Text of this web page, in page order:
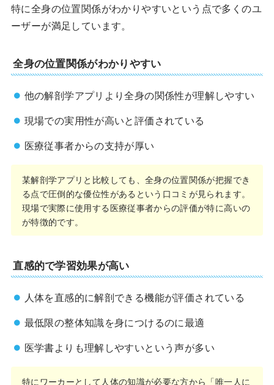
特に全身の位置関係がわかりやすいという点で多くのユ
ーザーが満足しています。
全身の位置関係がわかりやすい
他の解剖学アプリより全身の関係性が理解しやすい
現場での実用性が高いと評価されている
医療従事者からの支持が厚い
某解剖学アプリと比較しても、全身の位置関係が把握でき
る点で圧倒的な優位性があるという口コミが見られます。
現場で実際に使用する医療従事者からの評価が特に高いの
が特徴的です。
直感的で学習効果が高い
人体を直感的に解剖できる機能が評価されている
最低限の整体知識を身につけるのに最適
医学書よりも理解しやすいという声が多い
特にワーカーとして人体の知識が必要な方から「唯一人に